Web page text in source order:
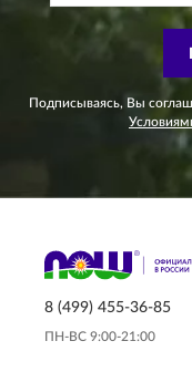
Подписываясь, Вы
8 (499) 455-36-85
ПН-ВС 9:00-21:00